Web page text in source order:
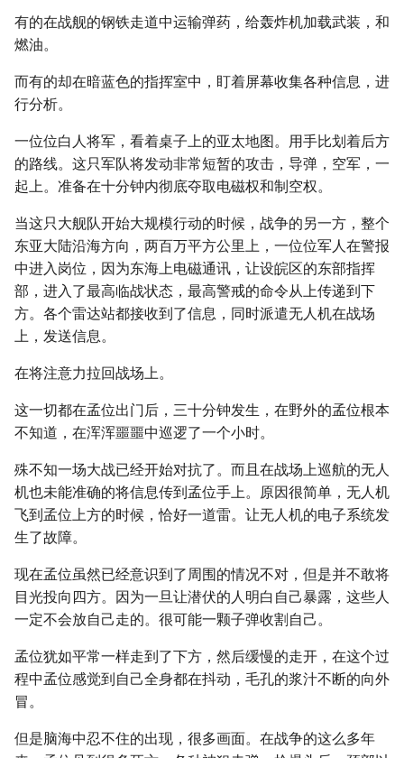
有的在战舰的钢铁走道中运输弹药，给轰炸机加载武装，和
燃油。
而有的却在暗蓝色的指挥室中，盯着屏幕收集各种信息，进
行分析。
一位位白人将军，看着桌子上的亚太地图。用手比划着后方
的路线。这只军队将发动非常短暂的攻击，导弹，空军，一
起上。准备在十分钟内彻底夺取电磁权和制空权。
当这只大舰队开始大规模行动的时候，战争的另一方，整个
东亚大陆沿海方向，两百万平方公里上，一位位军人在警报
中进入岗位，因为东海上电磁通讯，让设皖区的东部指挥
部，进入了最高临战状态，最高警戒的命令从上传递到下
方。各个雷达站都接收到了信息，同时派遣无人机在战场
上，发送信息。
在将注意力拉回战场上。
这一切都在孟位出门后，三十分钟发生，在野外的孟位根本
不知道，在浑浑噩噩中巡逻了一个小时。
殊不知一场大战已经开始对抗了。而且在战场上巡航的无人
机也未能准确的将信息传到孟位手上。原因很简单，无人机
飞到孟位上方的时候，恰好一道雷。让无人机的电子系统发
生了故障。
现在孟位虽然已经意识到了周围的情况不对，但是并不敢将
目光投向四方。因为一旦让潜伏的人明白自己暴露，这些人
一定不会放自己走的。很可能一颗子弹收割自己。
孟位犹如平常一样走到了下方，然后缓慢的走开，在这个过
程中孟位感觉到自己全身都在抖动，毛孔的浆汁不断的向外
冒。
但是脑海中忍不住的出现，很多画面。在战争的这么多年